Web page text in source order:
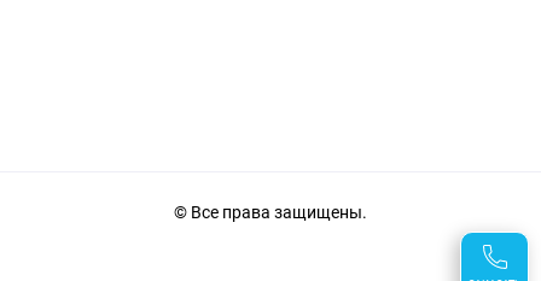
© Все права защищены.